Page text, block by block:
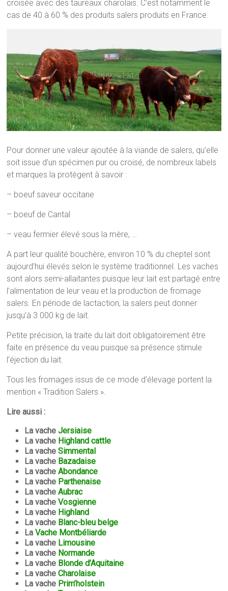
croisée avec des taureaux charolais. C’est notamment le
cas de 40 à 60 % des produits salers produits en France.
Pour donner une valeur ajoutée à la viande de salers, qu’elle
soit issue d’un spécimen pur ou croisé, de nombreux labels
et marques la protègent à savoir :
– boeuf saveur occitane
– boeuf de Cantal
– veau fermier élevé sous la mère, …
A part leur qualité bouchère, environ 10 % du cheptel sont
aujourd’hui élevés selon le système traditionnel. Les vaches
sont alors semi-allaitantes puisque leur lait est partagé entre
l’alimentation de leur veau et la production de fromage
salers. En période de lactaction, la salers peut donner
jusqu’à 3 000 kg de lait.
Petite précision, la traite du lait doit obligatoirement être
faite en présence du veau puisque sa présence stimule
l’éjection du lait.
Tous les fromages issus de ce mode d’élevage portent la
mention « Tradition Salers ».
Lire aussi :
La vacheJersiaise
La vache Highland cattle
La vacheSimmental
La vache Bazadaise
La vacheAbondance
La vache Parthenaise
La vacheAubrac
La vacheVosgienne
La vache Highland
La vache Blanc-bleu belge
LaVache Montbéliarde
La vache Limousine
La vache Normande
La vache Blonde d’Aquitaine
La vacheCharolaise
La vache Prim’holstein